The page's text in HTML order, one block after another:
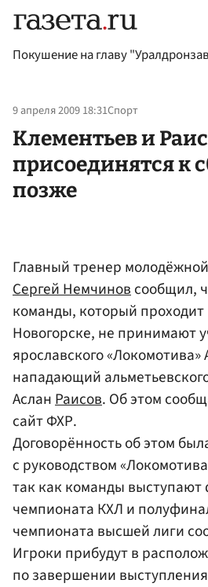
Покушение на главу
9 апреля 2009 18:31Спорт
Клементьев и
присоединятся к
позже
Главный тренер
Сергей Немчиновсообщил,
команды, который
Новогорске, не принимают
ярославского «Локомотива»
нападающий
АсланРаисов. Об этом
сайт ФХР.
Договорённость об этом
с руководством
так как команды
чемпионата КХЛ и
чемпионата высшей лиги
Игроки прибудут в
по завершении